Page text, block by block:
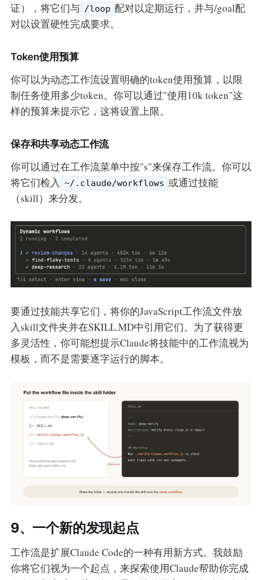
证），将它们与 /loop 配对以定期运行，并与/goal配
对以设置硬性完成要求。
Token使用预算
你可以为动态工作流设置明确的token使用预算，以限
制任务使用多少token。你可以通过"使用10k token"这
样的预算来提示它，这将设置上限。
保存和共享动态工作流
你可以通过在工作流菜单中按"s"来保存工作流。你可以
将它们检入
~/.claude/workflows 或通过技能
（skill）来分发。
要通过技能共享它们，将你的JavaScript工作流文件放
入skill文件夹并在SKILL.MD中引用它们。为了获得更
多灵活性，你可能想提示Claude将技能中的工作流视为
模板，而不是需要逐字运行的脚本。
9、一个新的发现起点
工作流是扩展Claude Code的一种有用新方式。我鼓励
你将它们视为一个起点，来探索使用Claude帮助你完成